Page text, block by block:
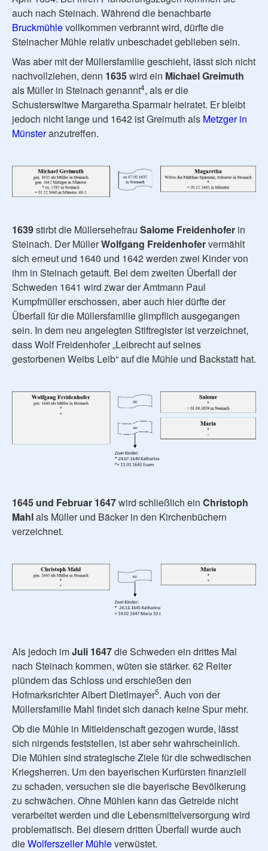
auch nach Steinach. Während die benachbarte
Bruckmühlevollkommen verbrannt wird, dürfte die
Steinacher Mühle relativ unbeschadet geblieben sein.
Was aber mit der Müllersfamilie geschieht, lässt sich nicht
nachvollziehen, denn 1635wird ein Michael Greimuth
als Müller in Steinach genannt4, als er die
Schusterswitwe Margaretha Sparmair heiratet. Er bleibt
jedoch nicht lange und 1642 ist Greimuth als Metzger in
Münsteranzutreffen.
1639stirbt die Müllersehefrau Salome Freidenhofer in
Steinach. Der MüllerWolfgang Freidenhofervermählt
sich erneut und 1640 und 1642 werden zwei Kinder von
ihm in Steinach getauft. Bei dem zweiten Überfall der
Schweden 1641 wird zwar der Amtmann Paul
Kumpfmüller erschossen, aber auch hier dürfte der
Überfall für die Müllersfamilie glimpflich ausgegangen
sein. In dem neu angelegten Stiftregister ist verzeichnet,
dass Wolf Freidenhofer „Leibrecht auf seines
gestorbenen Weibs Leib“ auf die Mühle und Backstatt hat.
1645 und Februar 1647wird schließlich ein Christoph
Mahlals Müller und Bäcker in den Kirchenbüchern
verzeichnet.
Als jedoch imJuli 1647die Schweden ein drittes Mal
nach Steinach kommen, wüten sie stärker. 62 Reiter
plündern das Schloss und erschießen den
Hofmarksrichter Albert Dietlmayer5. Auch von der
Müllersfamilie Mahl findet sich danach keine Spur mehr.
Ob die Mühle in Mitleidenschaft gezogen wurde, lässt
sich nirgends feststellen, ist aber sehr wahrscheinlich.
Die Mühlen sind strategische Ziele für die schwedischen
Kriegsherren. Um den bayerischen Kurfürsten finanziell
zu schaden, versuchen sie die bayerische Bevölkerung
zu schwächen. Ohne Mühlen kann das Getreide nicht
verarbeitet werden und die Lebensmittelversorgung wird
problematisch. Bei diesem dritten Überfall wurde auch
dieWolferszeller Mühleverwüstet.